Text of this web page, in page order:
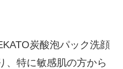
炭酸泡パック洗顔
、特に敏感肌の方から